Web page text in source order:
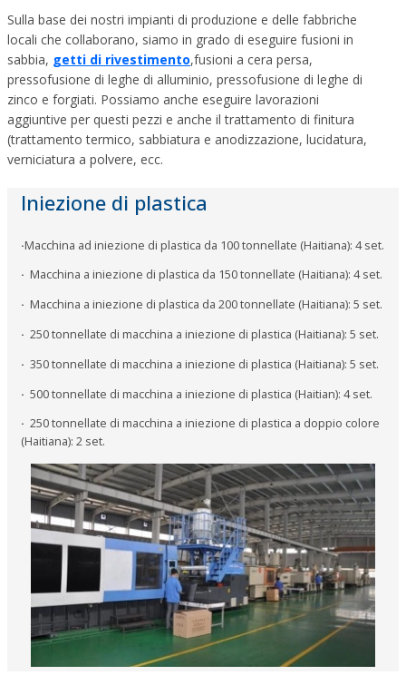
Sulla base dei nostri impianti di produzione e delle fabbriche
locali che collaborano, siamo in grado di eseguire fusioni in
sabbia, getti di rivestimento,fusioni a cera persa,
pressofusione di leghe di alluminio, pressofusione di leghe di
zinco e forgiati. Possiamo anche eseguire lavorazioni
aggiuntive per questi pezzi e anche il trattamento di finitura
(trattamento termico, sabbiatura e anodizzazione, lucidatura,
verniciatura a polvere, ecc.
Iniezione di plastica
·Macchina ad iniezione di plastica da 100 tonnellate (Haitiana): 4 set.
· Macchina a iniezione di plastica da 150 tonnellate (Haitiana): 4 set.
· Macchina a iniezione di plastica da 200 tonnellate (Haitiana): 5 set.
· 250 tonnellate di macchina a iniezione di plastica (Haitiana): 5 set.
· 350 tonnellate di macchina a iniezione di plastica (Haitiana): 5 set.
· 500 tonnellate di macchina a iniezione di plastica (Haitian): 4 set.
· 250 tonnellate di macchina a iniezione di plastica a doppio colore
(Haitiana): 2 set.